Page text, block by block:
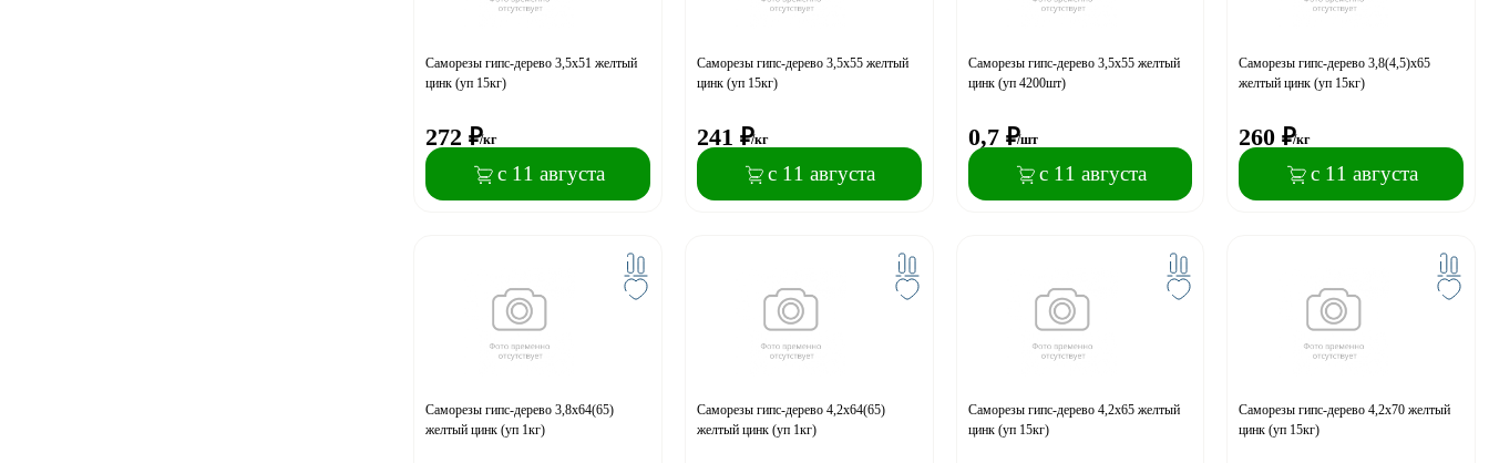
Саморезы гипс-дерево 3,5x51 желтый
цинк (уп 15кг)
272 ₽/кг
с 11 августа
Саморезы гипс-дерево 3,5x55 желтый
цинк (уп 15кг)
241 ₽/кг
с 11 августа
Саморезы гипс-дерево 3,5х55 желтый
цинк (уп 4200шт)
0,7 ₽/шт
с 11 августа
Саморезы гипс-дерево 3,8(4,5)x65
желтый цинк (уп 15кг)
260 ₽/кг
с 11 августа
Саморезы гипс-дерево 3,8x64(65)
желтый цинк (уп 1кг)
Саморезы гипс-дерево 4,2x64(65)
желтый цинк (уп 1кг)
Саморезы гипс-дерево 4,2x65 желтый
цинк (уп 15кг)
Саморезы гипс-дерево 4,2x70 желтый
цинк (уп 15кг)